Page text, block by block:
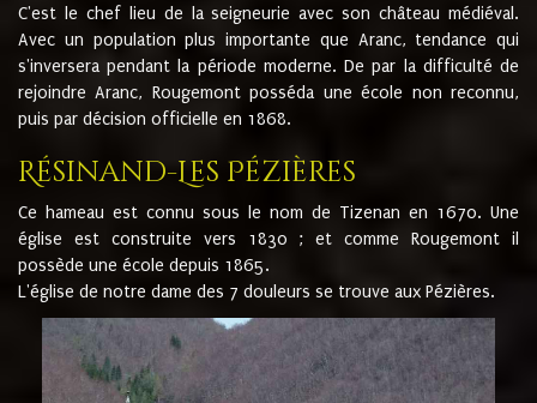
C'est le chef lieu de la seigneurie avec son château médiéval.
Avec un population plus importante que Aranc, tendance qui
s'inversera pendant la période moderne. De par la difficulté de
rejoindre Aranc, Rougemont posséda une école non reconnu,
puis par décision officielle en 1868.
Résinand-Les Pézières
Ce hameau est connu sous le nom de Tizenan en 1670. Une
église est construite vers 1830 ; et comme Rougemont il
possède une école depuis 1865.
L'église de notre dame des 7 douleurs se trouve aux Pézières.